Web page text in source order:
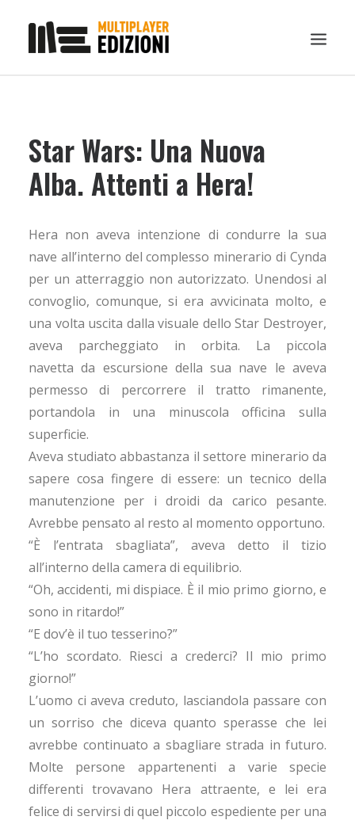
LIBRI
GUIDE STRATEGICHE
GADGET
CONTATTI
CHI SIAMO
DOWNLOAD
RICERCA
Star Wars: Una Nuova
Alba. Attenti a Hera!
Hera non aveva intenzione di condurre la sua
nave all’interno del complesso minerario di Cynda
per un atterraggio non autorizzato. Unendosi al
convoglio, comunque, si era avvicinata molto, e
una volta uscita dalla visuale dello Star Destroyer,
aveva parcheggiato in orbita. La piccola
navetta da escursione della sua nave le aveva
permesso di percorrere il tratto rimanente,
portandola in una minuscola officina sulla
superficie.
Aveva studiato abbastanza il settore minerario da
sapere cosa fingere di essere: un tecnico della
manutenzione per i droidi da carico pesante.
Avrebbe pensato al resto al momento opportuno.
“È l’entrata sbagliata”, aveva detto il tizio
all’interno della camera di equilibrio.
“Oh, accidenti, mi dispiace. È il mio primo giorno, e
sono in ritardo!”
“E dov’è il tuo tesserino?”
“L’ho scordato. Riesci a crederci? Il mio primo
giorno!”
L’uomo ci aveva creduto, lasciandola passare con
un sorriso che diceva quanto sperasse che lei
avrebbe continuato a sbagliare strada in futuro.
Molte persone appartenenti a varie specie
differenti trovavano Hera attraente, e lei era
felice di servirsi di quel piccolo espediente per una